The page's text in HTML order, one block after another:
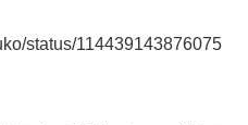
status/114439143876075